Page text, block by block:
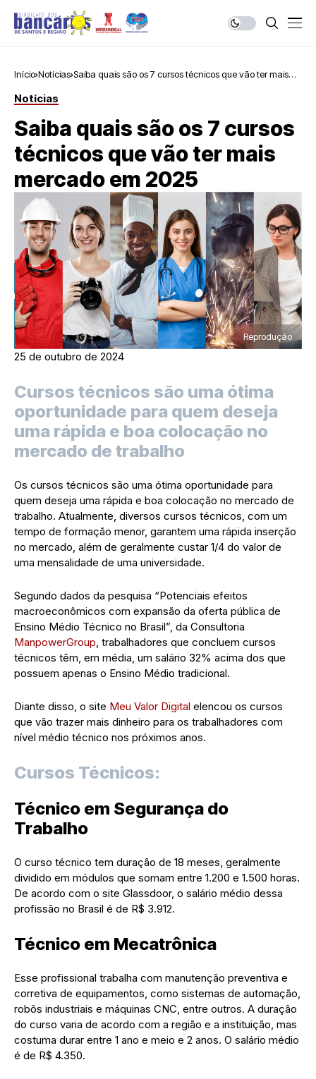
Início Notícias Saiba quais são os 7 cursos técnicos que vão ter mais
Notícias
Saiba quais são os 7 cursos
técnicos que vão ter mais
mercado em 2025
Reprodução
25 de outubro de 2024
Cursos técnicos são uma ótima
oportunidade para quem deseja
uma rápida e boa colocação no
mercado de trabalho
Os cursos técnicos são uma ótima oportunidade para
quem deseja uma rápida e boa colocação no mercado de
trabalho. Atualmente, diversos cursos técnicos, com um
tempo de formação menor, garantem uma rápida inserção
no mercado, além de geralmente custar 1/4 do valor de
uma mensalidade de uma universidade.
Segundo dados da pesquisa “Potenciais efeitos
macroeconômicos com expansão da oferta pública de
Ensino Médio Técnico no Brasil”, da Consultoria
ManpowerGroup, trabalhadores que concluem cursos
técnicos têm, em média, um salário 32% acima dos que
possuem apenas o Ensino Médio tradicional.
Diante disso, o site Meu Valor Digital elencou os cursos
que vão trazer mais dinheiro para os trabalhadores com
nível médio técnico nos próximos anos.
Cursos Técnicos:
Técnico em Segurança do
Trabalho
O curso técnico tem duração de 18 meses, geralmente
dividido em módulos que somam entre 1.200 e 1.500 horas.
De acordo com o site Glassdoor, o salário médio dessa
profissão no Brasil é de R$ 3.912.
Técnico em Mecatrônica
Esse profissional trabalha com manutenção preventiva e
corretiva de equipamentos, como sistemas de automação,
robôs industriais e máquinas CNC, entre outros. A duração
do curso varia de acordo com a região e a instituição, mas
costuma durar entre 1 ano e meio e 2 anos. O salário médio
é de R$ 4.350.